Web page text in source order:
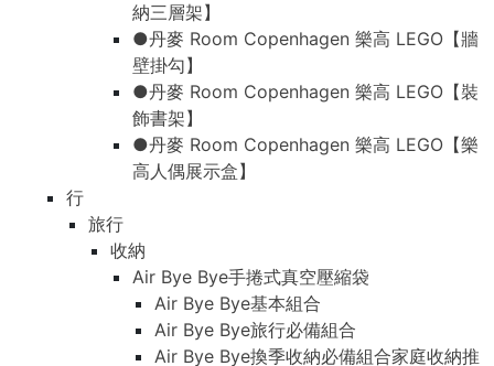
納三層架】
●丹麥 Room Copenhagen 樂高 LEGO【牆
壁掛勾】
●丹麥 Room Copenhagen 樂高 LEGO【裝
飾書架】
●丹麥 Room Copenhagen 樂高 LEGO【樂
高人偶展示盒】
行
旅行
收納
Air Bye Bye手捲式真空壓縮袋
Air Bye Bye基本組合
Air Bye Bye旅行必備組合
Air Bye Bye換季收納必備組合家庭收納推